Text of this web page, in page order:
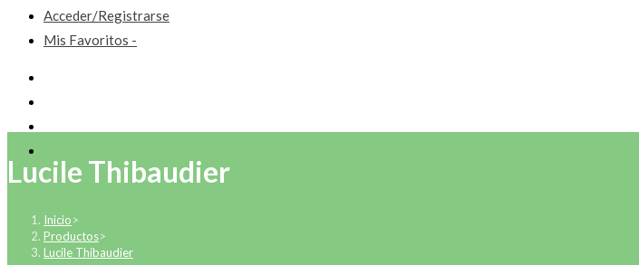
Acceder/Registrarse
Mis Favoritos -
Lucile Thibaudier
Inicio>
Productos>
Lucile Thibaudier